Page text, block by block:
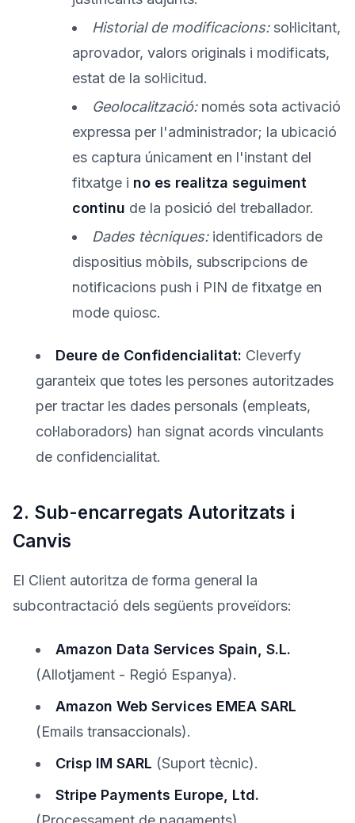
Historial de modificacions:sol·licitant,
aprovador, valors originals i modificats,
estat de la sol·licitud.
Geolocalització:només sota activació
expressa per l'administrador; la ubicació
es captura únicament en l'instant del
fitxatge i no es realitza seguiment
continu de la posició del treballador.
Dades tècniques:identificadors de
dispositius mòbils, subscripcions de
notificacions push i PIN de fitxatge en
mode quiosc.
Deure de Confidencialitat: Cleverfy
garanteix que totes les persones autoritzades
per tractar les dades personals (empleats,
col·laboradors) han signat acords vinculants
de confidencialitat.
2. Sub-encarregats Autoritzats i
Canvis
El Client autoritza de forma general la
subcontractació dels següents proveïdors:
Amazon Data Services Spain, S.L.
(Allotjament - Regió Espanya).
Amazon Web Services EMEA SARL
(Emails transaccionals).
Crisp IM SARL (Suport tècnic).
Stripe Payments Europe, Ltd.